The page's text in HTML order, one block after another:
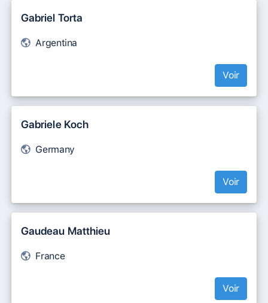
Gabriel Torta
Argentina
Voir
Gabriele Koch
Germany
Voir
Gaudeau Matthieu
France
Voir